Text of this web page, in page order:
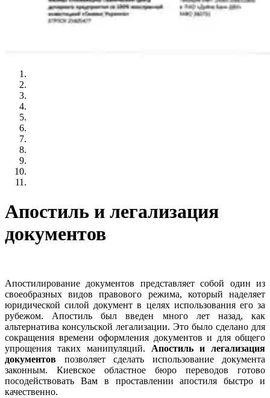
Апостиль и легализация
документов
Апостилирование документов представляет собой один из
своеобразных видов правового режима, который наделяет
юридической силой документ в целях использования его за
рубежом. Апостиль был введен много лет назад, как
альтернатива консульской легализации. Это было сделано для
сокращения времени оформления документов и для общего
упрощения таких манипуляций. Апостиль и легализация
документов позволяет сделать использование документа
законным. Киевское областное бюро переводов готово
посодействовать Вам в проставлении апостиля быстро и
качественно.